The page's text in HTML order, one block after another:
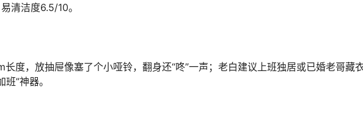
清洁度6.5/10。
度，放抽屉像塞了个小哑铃，翻身还“咚”一声；老白建议上班独居或已婚老哥藏
”神器。